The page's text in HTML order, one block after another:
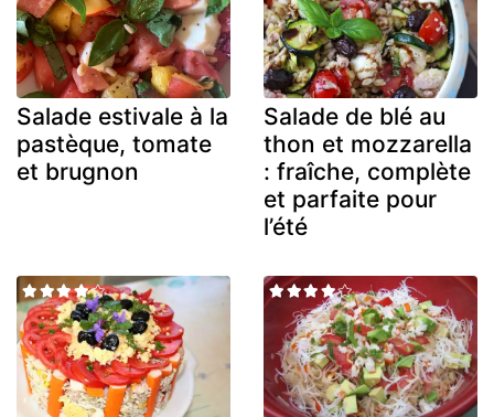
Salade estivale à la
pastèque, tomate
et brugnon
Salade de blé au
thon et mozzarella
: fraîche, complète
et parfaite pour
l’été